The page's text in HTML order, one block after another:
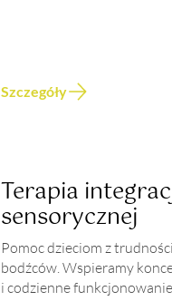
Szczegóły
Terapia
sensorycznej
Pomoc dzieciom z
bodźców. Wspieramy
i codzienne